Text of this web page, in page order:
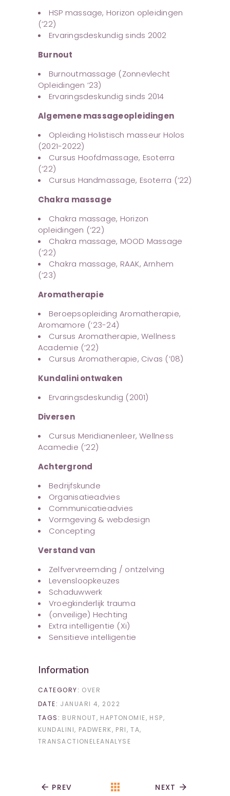
HSP massage, Horizon opleidingen
(’22)
Ervaringsdeskundig sinds 2002
Burnout
Burnoutmassage (Zonnevlecht
Opleidingen ’23)
Ervaringsdeskundig sinds 2014
Algemene massageopleidingen
Opleiding Holistisch masseur Holos
(2021-2022)
Cursus Hoofdmassage, Esoterra
(’22)
Cursus Handmassage, Esoterra (’22)
Chakra massage
Chakra massage, Horizon
opleidingen (’22)
Chakra massage, MOOD Massage
(’22)
Chakra massage, RAAK, Arnhem
(’23)
Aromatherapie
Beroepsopleiding Aromatherapie,
Aromamore (’23-24)
Cursus Aromatherapie, Wellness
Academie (’22)
Cursus Aromatherapie, Civas (’08)
Kundalini ontwaken
Ervaringsdeskundig (2001)
Diversen
Cursus Meridianenleer, Wellness
Acamedie (’22)
Achtergrond
Bedrijfskunde
Organisatieadvies
Communicatieadvies
Vormgeving & webdesign
Concepting
Verstand van
Zelfvervreemding / ontzelving
Levensloopkeuzes
Schaduwwerk
Vroegkinderlijk trauma
(onveilige) Hechting
Extra intelligentie (Xi)
Sensitieve intelligentie
Information
CATEGORY: OVER
DATE: JANUARI 4, 2022
TAGS: BURNOUT HAPTONOMIE HSP
KUNDALINI
PADWERK PRI
TA
TRANSACTIONELEANALYSE
arrow_back PREV apps NEXT arrow_forward